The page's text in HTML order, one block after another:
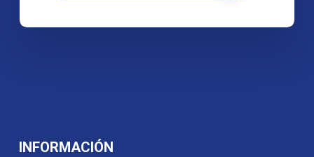
INFORMACIÓN